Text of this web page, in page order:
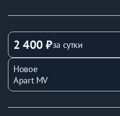
достопримечательности,
Мы предлагаем просторные
выполненные в
использованием
Полностью оборудованная
легкостью воплощать
удобная мебель и
2 400 ₽за сутки
Новое
Apart MV